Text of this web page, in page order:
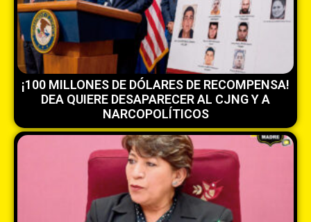
¡100 MILLONES DE DÓLARES DE RECOMPENSA!
DEA QUIERE DESAPARECER AL CJNG Y A
NARCOPOLÍTICOS